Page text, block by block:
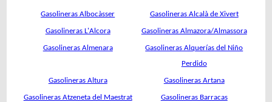
Gasolineras Albocàsser Gasolineras Alcalà de Xivert
Gasolineras L'Alcora Gasolineras Almazora/Almassora
Gasolineras Almenara
Gasolineras Alquerías del Niño
Perdido
Gasolineras Altura Gasolineras Artana
Gasolineras Atzeneta del Maestrat Gasolineras Barracas